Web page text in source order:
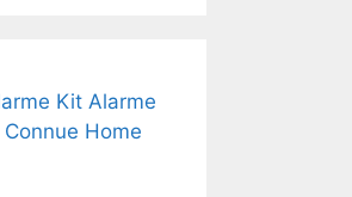
Kit Alarme
Home